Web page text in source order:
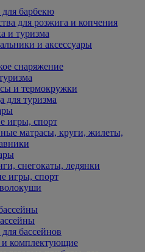
барбекю
для розжига и копчения
и туризма
и аксессуары
снаряжение
и термокружки
для туризма
игры, спорт
матрасы, круги, жилеты,
снегокаты, ледянки
игры, спорт
бассейнов
комплектующие